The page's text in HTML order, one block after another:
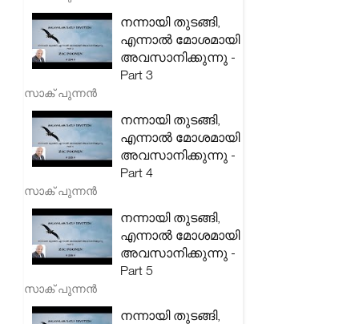
നന്നായി തുടങ്ങി,
എന്നാൽ മോശമായി
അവസാനിക്കുന്നു -
Part 3
സാക് പുന്നൻ
നന്നായി തുടങ്ങി,
എന്നാൽ മോശമായി
അവസാനിക്കുന്നു -
Part 4
സാക് പുന്നൻ
നന്നായി തുടങ്ങി,
എന്നാൽ മോശമായി
അവസാനിക്കുന്നു -
Part 5
സാക് പുന്നൻ
നന്നായി തുടങ്ങി,